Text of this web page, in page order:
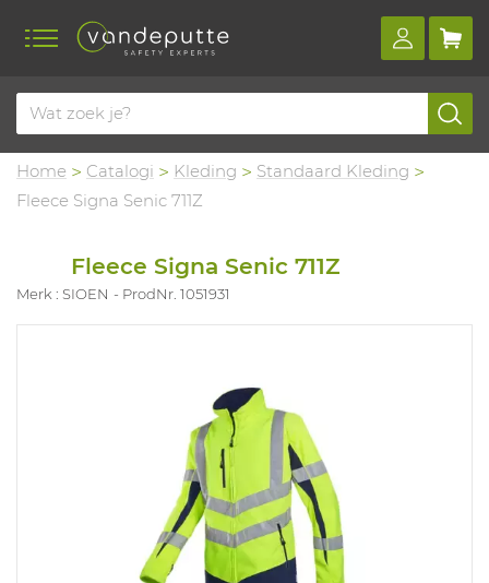
Home Catalogi Kleding
Standaard Kleding
Fleece Signa Senic 711Z
Fleece Signa Senic 711Z
Merk : SIOEN ProdNr. 1051931